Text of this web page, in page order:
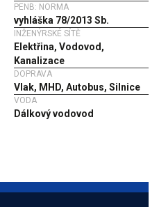
PENB: NORMA
vyhláška 78/2013 Sb.
INŽENÝRSKÉ SÍTĚ
Elektřina, Vodovod,
Kanalizace
DOPRAVA
Vlak, MHD, Autobus, Silnice
VODA
Dálkový vodovod